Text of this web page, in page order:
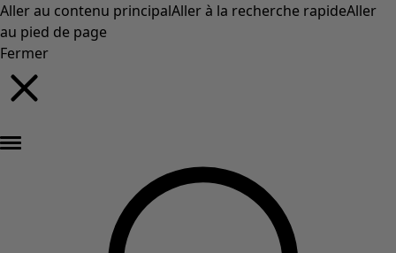
Aller au contenu principalAller à la recherche rapideAller
au pied de page
Fermer